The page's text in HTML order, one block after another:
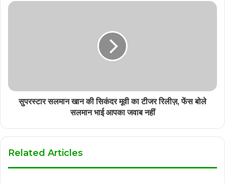
सुपरस्टार सलमान खान की सिकंदर मूवी का टीजर रिलीज़, फेंस बोले
सलमान भाई आपका जवाब नहीं
Related Articles